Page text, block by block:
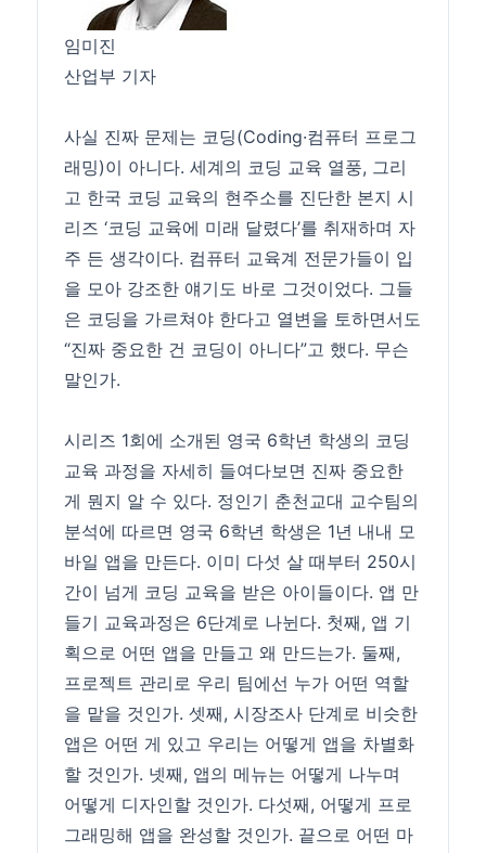
임미진
산업부 기자
사실 진짜 문제는 코딩(Coding·컴퓨터 프로그
래밍)이 아니다. 세계의 코딩 교육 열풍, 그리
고 한국 코딩 교육의 현주소를 진단한 본지 시
리즈 ‘코딩 교육에 미래 달렸다’를 취재하며 자
주 든 생각이다. 컴퓨터 교육계 전문가들이 입
을 모아 강조한 얘기도 바로 그것이었다. 그들
은 코딩을 가르쳐야 한다고 열변을 토하면서도
“진짜 중요한 건 코딩이 아니다”고 했다. 무슨
말인가.
시리즈 1회에 소개된 영국 6학년 학생의 코딩
교육 과정을 자세히 들여다보면 진짜 중요한
게 뭔지 알 수 있다. 정인기 춘천교대 교수팀의
분석에 따르면 영국 6학년 학생은 1년 내내 모
바일 앱을 만든다. 이미 다섯 살 때부터 250시
간이 넘게 코딩 교육을 받은 아이들이다. 앱 만
들기 교육과정은 6단계로 나뉜다. 첫째, 앱 기
획으로 어떤 앱을 만들고 왜 만드는가. 둘째,
프로젝트 관리로 우리 팀에선 누가 어떤 역할
을 맡을 것인가. 셋째, 시장조사 단계로 비슷한
앱은 어떤 게 있고 우리는 어떻게 앱을 차별화
할 것인가. 넷째, 앱의 메뉴는 어떻게 나누며
어떻게 디자인할 것인가. 다섯째, 어떻게 프로
그래밍해 앱을 완성할 것인가. 끝으로 어떤 마